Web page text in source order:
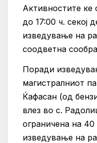
Активностите ке
до 17:00 ч. секој
изведување на
соодветна
Поради
магистралниот
Ќафасан (од
влез во с.
ограничена на
изведување на